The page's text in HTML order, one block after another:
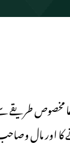
طریقے سے
کا اور مال